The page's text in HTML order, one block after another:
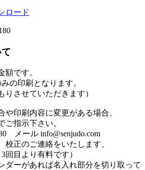
ロード
額です。
の印刷となります。
りさせていただきます）
や印刷内容に変更がある場合、
ご指示下さい。
メール info@senjudo.com
校正のご連絡をいたします、
回目より有料です）
ダーがあれば名入れ部分を切り取って